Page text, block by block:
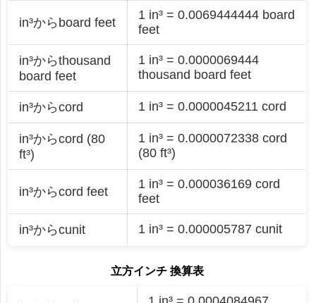
in³からboard feet
1 in³ = 0.0069444444 board
feet
in³からthousand
board feet
1 in³ = 0.0000069444
thousand board feet
in³からcord 1 in³ = 0.0000045211 cord
in³からcord (80
ft³)
1 in³ = 0.0000072338 cord
(80 ft³)
in³からcord feet
1 in³ = 0.000036169 cord
feet
in³からcunit 1 in³ = 0.000005787 cunit
立方インチ 換算表